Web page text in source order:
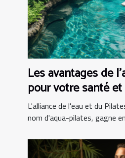
Les avantages de
pour votre santé
L'alliance de l'eau et du
nom d'aqua-pilates, gagne